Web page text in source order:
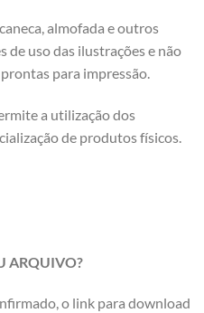
almofada e outros
de uso das ilustrações e não
para impressão.
a utilização dos
de produtos físicos.
ARQUIVO?
o link para download